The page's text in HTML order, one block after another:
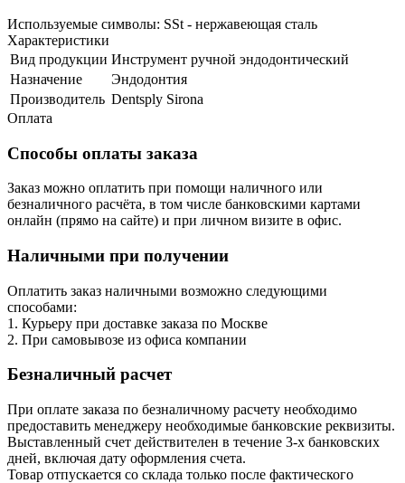
Используемые символы: SSt - нержавеющая сталь
Характеристики
Вид продукции Инструмент ручной эндодонтический
Назначение
Эндодонтия
Производитель Dentsply Sirona
Оплата
Способы оплаты заказа
Заказ можно оплатить при помощи наличного или
безналичного расчёта, в том числе банковскими картами
онлайн (прямо на сайте) и при личном визите в офис.
Наличными при получении
Оплатить заказ наличными возможно следующими
способами:
1. Курьеру при доставке заказа по Москве
2. При самовывозе из офиса компании
Безналичный расчет
При оплате заказа по безналичному расчету необходимо
предоставить менеджеру необходимые банковские реквизиты.
Выставленный счет действителен в течение 3-х банковских
дней, включая дату оформления cчета.
Товар отпускается со склада только после фактического